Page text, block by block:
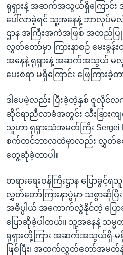
ရုရှားနဲ့ အဆက်အသွယ်ရှိကြောင်
ပေါ်လာခဲ့ရင် သူ့အနေနဲ့ ဘာလုပ်မ
ဌာန အကြီးအကဲအဖြစ် အတည်ပြု
လွှတ်တော်မှာ ကြားနာစဉ် မေး
အနေနဲ့ ရုရှားနဲ့ အဆက်အသွယ်
ပေးစရာ မရှိကြောင်း ဖြေကြားခဲ့တ
ဒါပေမဲ့လည်း ပြီးခဲ့တဲ့နှစ် ဇူလို
ဆိုင်ရာညီလာခံအတွင်း သီးခြားက
သူဟာ ရုရှားသံအမတ်ကြီး
စက်တင်ဘာလထဲမှာလည်း လွှတ်တေ
တွေ့ဆုံခဲ့တာပါ။
တရားရေးဝန်ကြီးဌာန ပြောခွင့်ရ
လွှတ်တော်ကြားနာပွဲမှာ သစ္စာဆို
အဓိပ္ပါယ် အကောက်လွဲနိုင်တဲ့ ပြေ
ပြောဆိုခဲ့ပါတယ်။ သူ့အနေနဲ့ သမ္မ
ရုရှားတို့ကြား အဆက်အသွယ်ရှိ-မ
ဖြစ်ပြီး၊ အထက်လွှတ်တော်အမတ်